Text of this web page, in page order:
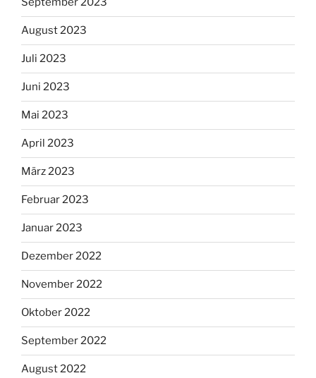
August 2023
Juli 2023
Juni 2023
Mai 2023
April 2023
März 2023
Februar 2023
Januar 2023
Dezember 2022
November 2022
Oktober 2022
September 2022
August 2022